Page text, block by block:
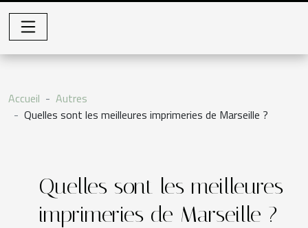
Accueil
Autres
Quelles sont les meilleures imprimeries de Marseille ?
Quelles sont les meilleures
imprimeries de Marseille ?